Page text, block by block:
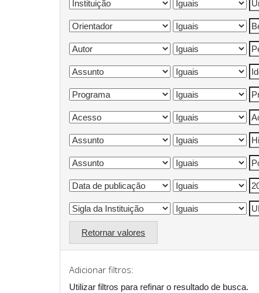
Retornar valores
Adicionar filtros:
Utilizar filtros para refinar o resultado de busca.